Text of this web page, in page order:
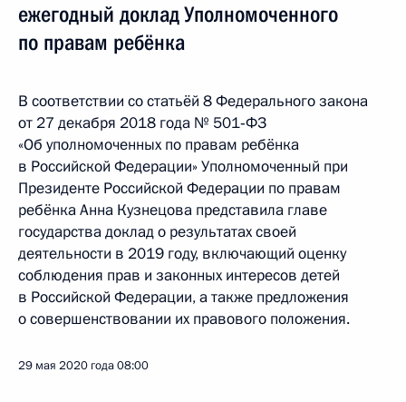
ежегодный доклад Уполномоченного
по правам ребёнка
В соответствии со статьёй 8 Федерального закона
от 27 декабря 2018 года № 501‑ФЗ
«Об уполномоченных по правам ребёнка
в Российской Федерации» Уполномоченный при
Президенте Российской Федерации по правам
ребёнка Анна Кузнецова представила главе
государства доклад о результатах своей
деятельности в 2019 году, включающий оценку
соблюдения прав и законных интересов детей
в Российской Федерации, а также предложения
о совершенствовании их правового положения.
29 мая 2020 года08:00